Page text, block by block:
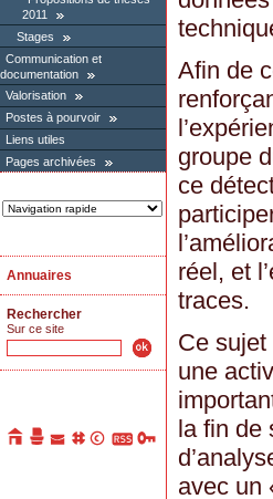
2011
Stages
Communication et
documentation
Valorisation
Postes à pourvoir
Liens utiles
Pages archivées
Annuaires
Rechercher
Sur ce site
Afin de
groupe
ce
réel, et
traces.
Ce sujet
une
la fin de
avec un